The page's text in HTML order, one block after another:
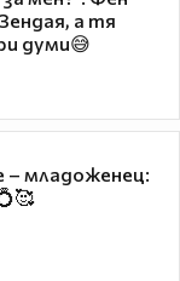
а тя
думи😅
– младоженец: